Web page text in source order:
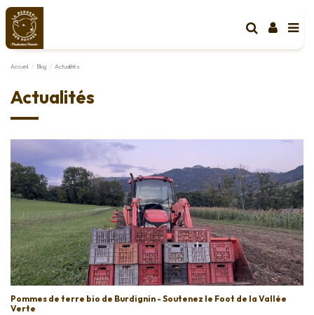
Accueil Blog Actualités
Actualités
Pommes de terre bio de Burdignin - Soutenez le Foot de la Vallée
Verte